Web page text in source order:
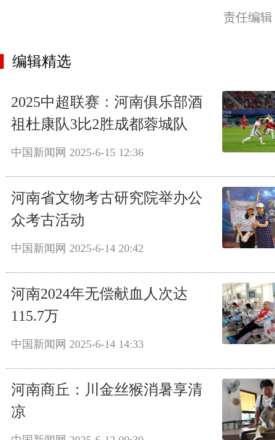
责任编
编辑精选
2025中超联赛：河南俱乐部酒
祖杜康队3比2胜成都蓉城队
中国新闻网 2025-6-15 12:36
河南省文物考古研究院举办公
众考古活动
中国新闻网 2025-6-14 20:42
河南2024年无偿献血人次达
115.7万
中国新闻网 2025-6-14 14:33
河南商丘：川金丝猴消暑享清
凉